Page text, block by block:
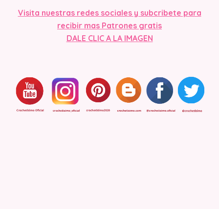
Visita nuestras redes sociales y subcribete para
recibir mas Patrones gratis
DALE CLIC A LA IMAGEN